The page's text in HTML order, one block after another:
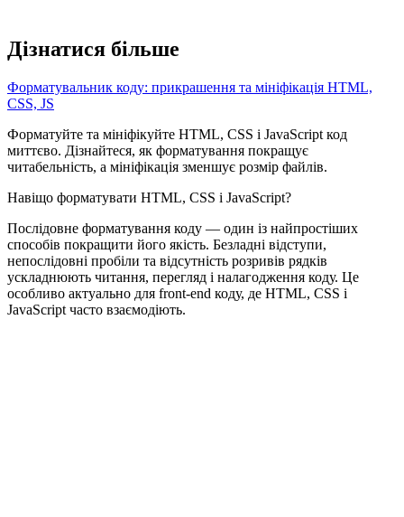
Дізнатися більше
Форматувальник коду: прикрашення та мініфікація HTML,
CSS, JS
Форматуйте та мініфікуйте HTML, CSS і JavaScript код
миттєво. Дізнайтеся, як форматування покращує
читабельність, а мініфікація зменшує розмір файлів.
Навіщо форматувати HTML, CSS і JavaScript?
Послідовне форматування коду — один із найпростіших
способів покращити його якість. Безладні відступи,
непослідовні пробіли та відсутність розривів рядків
ускладнюють читання, перегляд і налагодження коду. Це
особливо актуально для front-end коду, де HTML, CSS і
JavaScript часто взаємодіють.